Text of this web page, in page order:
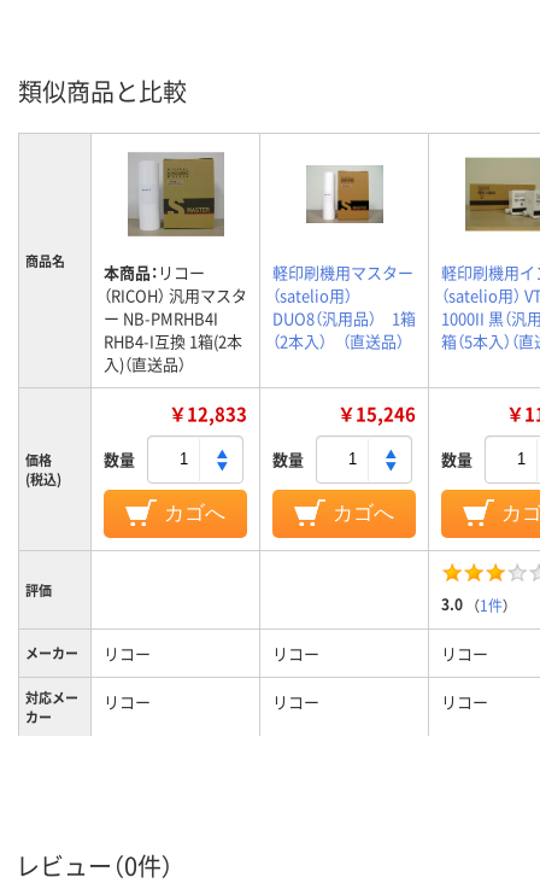
類似商品と比較
商品名 本商品： リコー
（RICOH） 汎用マスタ
ー NB-PMRHB4I
RHB4-I互換 1箱(2本
入)（直送品）
軽印刷機用マスター
（satelio用）
DUO8（汎用品） 1箱
（2本入） （直送品）
軽印刷機用イ
（satelio用）
1000II 黒（汎
箱（5本入）（直
価格
(税込)
￥12,833
数量
カゴへ
￥15,246
数量
カゴへ
￥
数量
カ
評価
3.0 （1件）
メーカー リコー リコー リコー
対応メー
カー
リコー リコー リコー
レビュー（0件）